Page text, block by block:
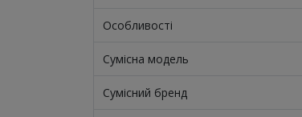
Особливості
Сумісна модель
Сумісний бренд